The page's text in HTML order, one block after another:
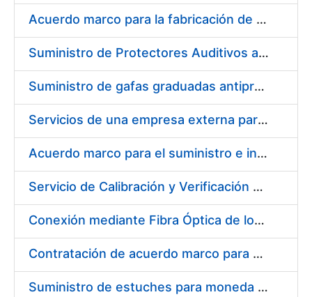
Erakutsi/Ezkutatu
Acuerdo marco para la fabricación de piezas
Suministro de Protectores Auditivos a medida para las personas trabajadoras de los Centros de Trabajo de Madrid y Burgos
Suministro de gafas graduadas antiproyecciones para los trabajadores de la FNMT-RCM en los centros de trabajo de Madrid y Burgos
Servicios de una empresa externa para el asesoramiento y resolución de los recursos de alzada que se presentan relacionados con procesos de selección para la FNMT-RCM
Acuerdo marco para el suministro e instalación de persianas, estores y otros complementos
Servicio de Calibración y Verificación Externa de los Equipos de Medición del Servicio de Prevención de la FNMT-RCM
Conexión mediante Fibra Óptica de los Centros de Proceso de Datos (CPDs) de las sedes de la FNMT-RCM de Burgos y Madrid
Contratación de acuerdo marco para el Suministro de Material de Electricidad para la Fábrica Nacional de Moneda y Timbre-Real Casa de la Moneda en su centro de trabajo de Burgos
Suministro de estuches para moneda de 30 €